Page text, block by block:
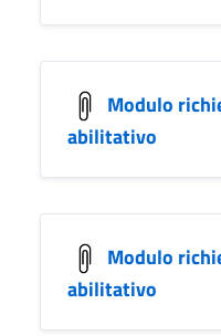
Modulo
abilitativo
Modulo
abilitativo